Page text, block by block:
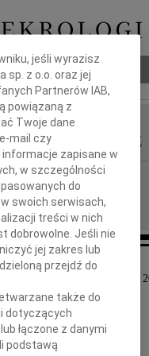
Poźlewicz
że dnia 18 czerwca
długiej i ciężkiej chorobie
Mama, Babcia i Ciocia
jeśli wyrazisz
sp. z o.o. oraz jej
Partnerów IAB,
powiązaną z
Twoje dane
mail czy
zapisane w
w szczególności
do
swoich serwisach,
treści w nich
dobrowolne. Jeśli nie
jej zakres lub
przejdź do
także do
dotyczących
łączone z danymi
podstawą